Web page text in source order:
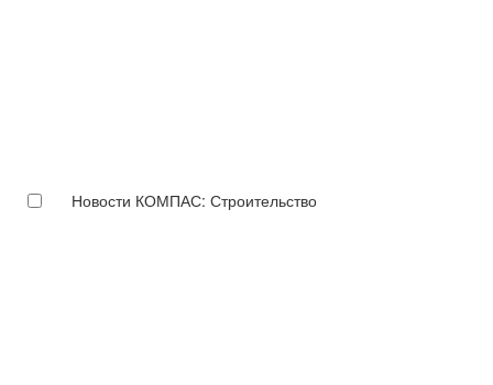
Новости КОМПАС: Строительство